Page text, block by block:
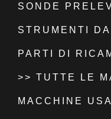
SONDE
STRUMENTI
PARTI DI
>> TUTTE LE
MACCHINE